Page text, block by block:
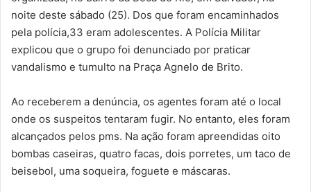
noite deste sábado (25). Dos que foram encaminhados
pela polícia,33 eram adolescentes. A Polícia Militar
explicou que o grupo foi denunciado por praticar
vandalismo e tumulto na Praça Agnelo de Brito.
Ao receberem a denúncia, os agentes foram até o local
onde os suspeitos tentaram fugir. No entanto, eles foram
alcançados pelos pms. Na ação foram apreendidas oito
bombas caseiras, quatro facas, dois porretes, um taco de
beisebol, uma soqueira, foguete e máscaras.